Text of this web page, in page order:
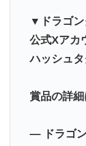
▼ドラゴン
公式Xアカ
ハッシュ
賞品の詳
— ドラゴ